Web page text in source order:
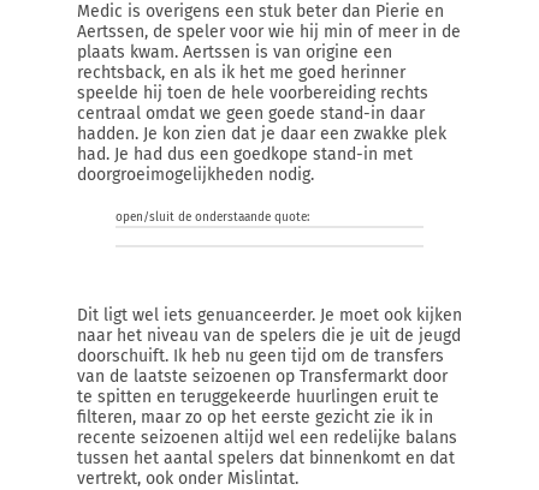
Medic is overigens een stuk beter dan Pierie en
Aertssen, de speler voor wie hij min of meer in de
plaats kwam. Aertssen is van origine een
rechtsback, en als ik het me goed herinner
speelde hij toen de hele voorbereiding rechts
centraal omdat we geen goede stand-in daar
hadden. Je kon zien dat je daar een zwakke plek
had. Je had dus een goedkope stand-in met
doorgroeimogelijkheden nodig.
open/sluit de onderstaande quote:
Dit ligt wel iets genuanceerder. Je moet ook kijken
naar het niveau van de spelers die je uit de jeugd
doorschuift. Ik heb nu geen tijd om de transfers
van de laatste seizoenen op Transfermarkt door
te spitten en teruggekeerde huurlingen eruit te
filteren, maar zo op het eerste gezicht zie ik in
recente seizoenen altijd wel een redelijke balans
tussen het aantal spelers dat binnenkomt en dat
vertrekt, ook onder Mislintat.